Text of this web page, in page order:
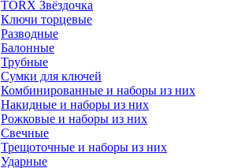
TORX Звёздочка
Ключи торцевые
Разводные
Балонные
Трубные
Сумки для ключей
Комбинированные и наборы из них
Накидные и наборы из них
Рожковые и наборы из них
Свечные
Трещоточные и наборы из них
Ударные